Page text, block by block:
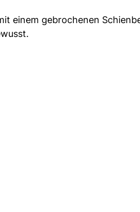
einem gebrochenen